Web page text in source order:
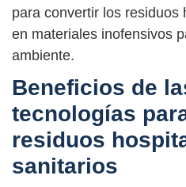
para convertir los residuos
en materiales inofensivos
ambiente.
Beneficios de
tecnologías
residuos
sanitarios